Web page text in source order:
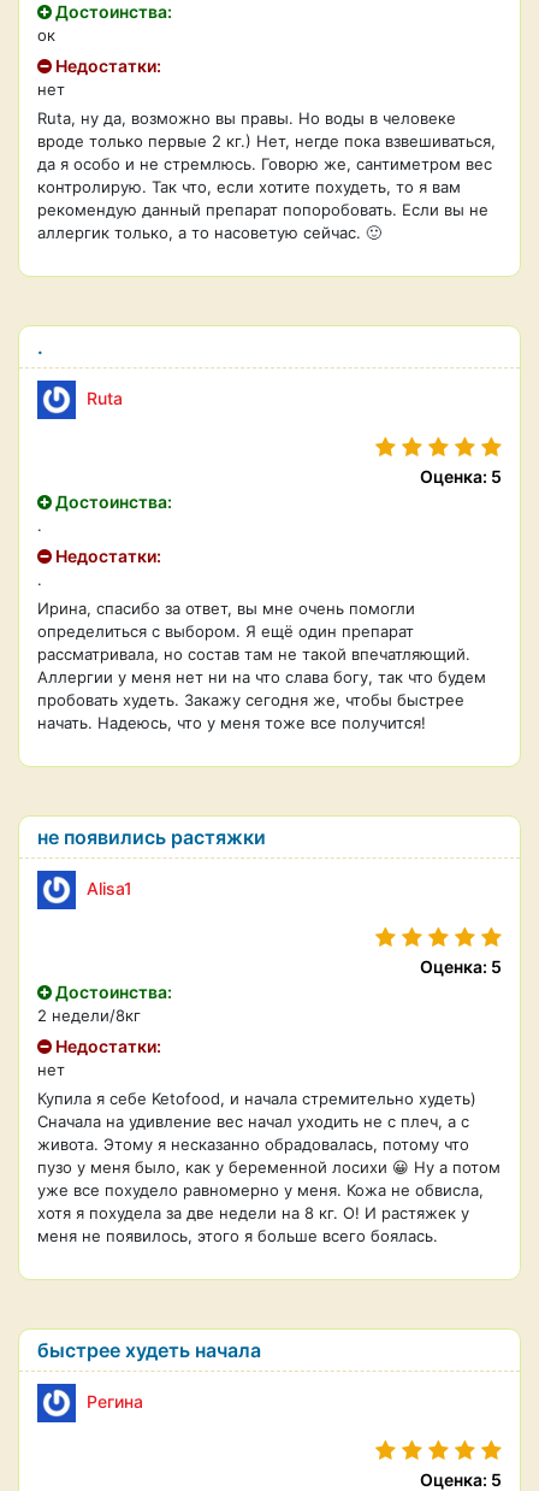
Достоинства:
ок
Недостатки:
нет
Ruta, ну да, возможно вы правы. Но воды в человеке
вроде только первые 2 кг.) Нет, негде пока взвешиваться,
да я особо и не стремлюсь. Говорю же, сантиметром вес
контролирую. Так что, если хотите похудеть, то я вам
рекомендую данный препарат попоробовать. Если вы не
аллергик только, а то насоветую сейчас. 🙂
.
Ruta
Оценка: 5
Достоинства:
.
Недостатки:
.
Ирина, спасибо за ответ, вы мне очень помогли
определиться с выбором. Я ещё один препарат
рассматривала, но состав там не такой впечатляющий.
Аллергии у меня нет ни на что слава богу, так что будем
пробовать худеть. Закажу сегодня же, чтобы быстрее
начать. Надеюсь, что у меня тоже все получится!
не появились растяжки
Alisa1
Оценка: 5
Достоинства:
2 недели/8кг
Недостатки:
нет
Купила я себе Ketofood, и начала стремительно худеть)
Сначала на удивление вес начал уходить не с плеч, а с
живота. Этому я несказанно обрадовалась, потому что
пузо у меня было, как у беременной лосихи 😀 Ну а потом
уже все похудело равномерно у меня. Кожа не обвисла,
хотя я похудела за две недели на 8 кг. О! И растяжек у
меня не появилось, этого я больше всего боялась.
быстрее худеть начала
Регина
Оценка: 5